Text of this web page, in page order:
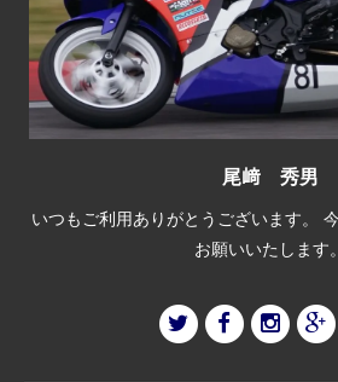
尾﨑 秀男
いつもご利用ありがとうございます。
お願いいたします。